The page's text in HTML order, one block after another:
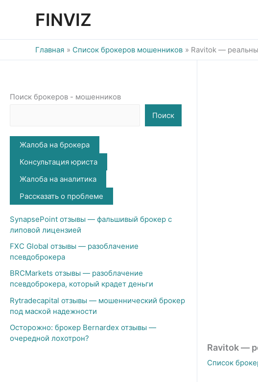
FINVIZ
Главная Список брокеров мошенников Ravitok —
Поиск брокеров - мошенников
Поиск
Жалоба на брокера
Консультация юриста
Жалоба на аналитика
Рассказать о проблеме
SynapsePoint отзывы — фальшивый брокер с
липовой лицензией
FXC Global отзывы — разоблачение
псевдоброкера
BRCMarkets отзывы — разоблачение
псевдоброкера, который крадет деньги
Rytradecapital отзывы — мошеннический брокер
под маской надежности
Осторожно: брокер Bernardex отзывы —
очередной лохотрон?
Ravitok —
Список